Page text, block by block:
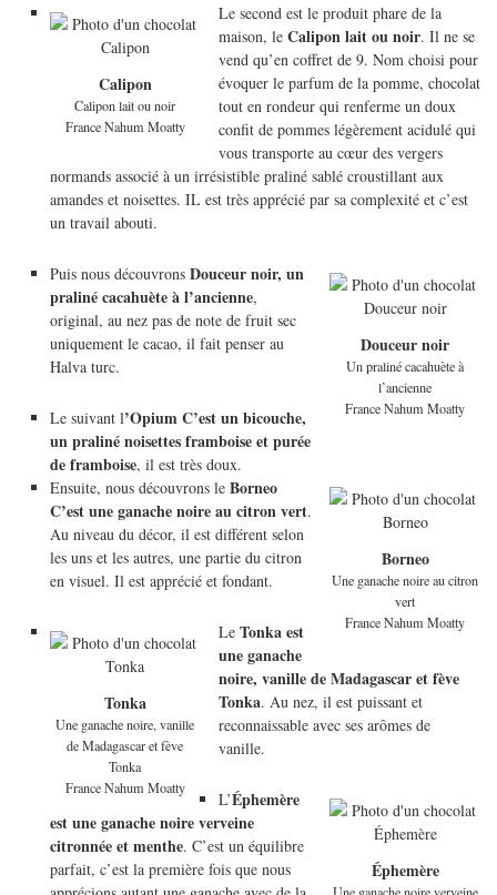
Calipon
Calipon lait ou noir
France Nahum Moatty
Le second est le produit phare de la
maison, le Calipon lait ou noir. Il ne se
vend qu’en coffret de 9. Nom choisi pour
évoquer le parfum de la pomme, chocolat
tout en rondeur qui renferme un doux
confit de pommes légèrement acidulé qui
vous transporte au cœur des vergers
normands associé à un irrésistible praliné sablé croustillant aux
amandes et noisettes. IL est très apprécié par sa complexité et c’est
un travail abouti.
Douceur noir
Un praliné cacahuète à
l’ancienne
France Nahum Moatty
Puis nous découvrons Douceur noir, un
praliné cacahuète à l’ancienne,
original, au nez pas de note de fruit sec
uniquement le cacao, il fait penser au
Halva turc.
Le suivant l’Opium C’est un bicouche,
un praliné noisettes framboise et purée
de framboise, il est très doux.
Borneo
Une ganache noire au citron
vert
France Nahum Moatty
Ensuite, nous découvrons le Borneo
C’est une ganache noire au citron vert.
Au niveau du décor, il est différent selon
les uns et les autres, une partie du citron
en visuel. Il est apprécié et fondant.
Tonka
Une ganache noire, vanille
de Madagascar et fève
Tonka
France Nahum Moatty
Le Tonka est
une ganache
noire, vanille de Madagascar et fève
Tonka. Au nez, il est puissant et
reconnaissable avec ses arômes de
vanille.
Éphemère
L’Éphemère
est une ganache noire verveine
citronnée et menthe. C’est un équilibre
parfait, c’est la première fois que nous